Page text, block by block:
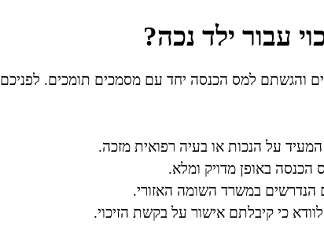
עבור ילד נכה?
והגשתם למס הכנסה יחד עם מסמכים תומכים. לפניכם
על הנכות או בעיה רפואית מזכה.
הנדרשים במשרד השומה האזורי.
כי קיבלתם אישור על בקשת הזיכוי.